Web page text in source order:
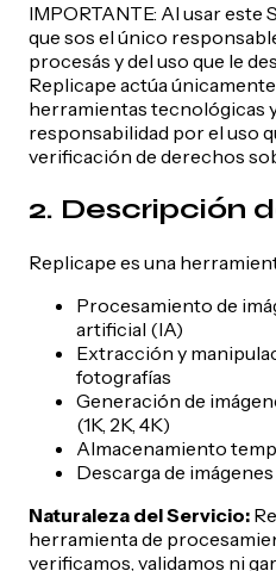
IMPORTANTE: Al usar
que sos el único
procesás y del uso que le
Replicape actúa
herramientas tecnológicas
responsabilidad por el uso
verificación de derechos
2. Descripción
Replicape es una
Procesamiento de
artificial (IA)
Extracción y
fotografías
Generación de
(1K, 2K, 4K)
Almacenamiento
Descarga de
Naturaleza del Servicio:
herramienta de
verificamos, validamos ni